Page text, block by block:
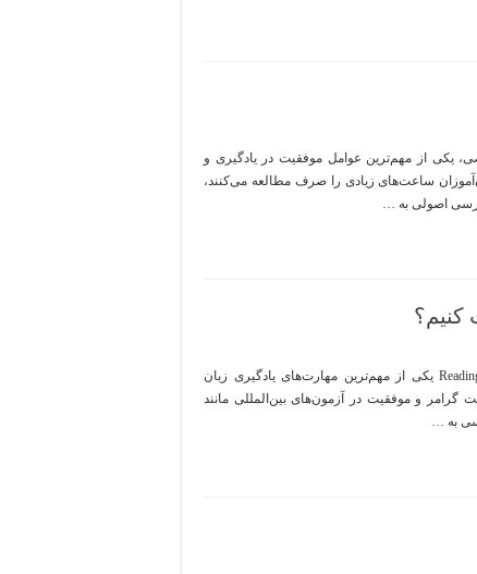
از مهم‌ترین عوامل موفقیت در یادگیری و
ساعت‌های زیادی را صرف مطالعه می‌کنند،
درسی اصولی به …
کنیم؟
چگونه مهارت خواندن متون انگلیسی را تقویت کنیم؟ مهارت خواندن یا Reading یکی از مهم‌ترین مهارت‌های یادگیری زبان
و موفقیت در آزمون‌های بین‌المللی مانند
به …